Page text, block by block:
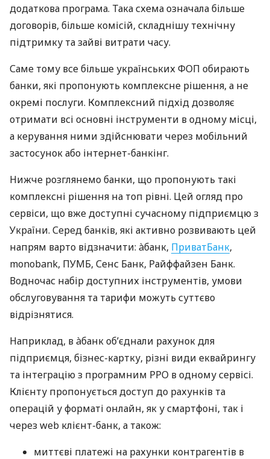
додаткова програма. Така схема означала більше
договорів, більше комісій, складнішу технічну
підтримку та зайві витрати часу.
Саме тому все більше українських ФОП обирають
банки, які пропонують комплексне рішення, а не
окремі послуги. Комплексний підхід дозволяє
отримати всі основні інструменти в одному місці,
а керування ними здійснювати через мобільний
застосунок або інтернет-банкінг.
Нижче розглянемо банки, що пропонують такі
комплексні рішення на топ рівні. Цей огляд про
сервіси, що вже доступні сучасному підприємцю з
України. Серед банків, які активно розвивають цей
напрям варто відзначити: àбанк, ПриватБанк,
monobank, ПУМБ, Сенс Банк, Райффайзен Банк.
Водночас набір доступних інструментів, умови
обслуговування та тарифи можуть суттєво
відрізнятися.
Наприклад, в àбанк об’єднали рахунок для
підприємця, бізнес-картку, різні види еквайрингу
та інтеграцію з програмним РРО в одному сервісі.
Клієнту пропонується доступ до рахунків та
операцій у форматі онлайн, як у смартфоні, так і
через web клієнт-банк, а також:
миттєві платежі на рахунки контрагентів в